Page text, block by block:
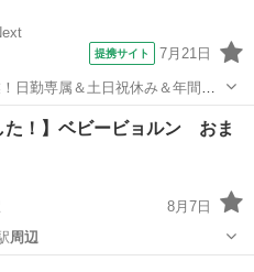
提携サイト 7月21日
日勤専属＆土日祝休み＆年間休
カー通勤OK＆無料駐車場あり
茨城県常陸大宮市》 人気の
その他
た！】ベビービョルン おま
8月7日
周辺